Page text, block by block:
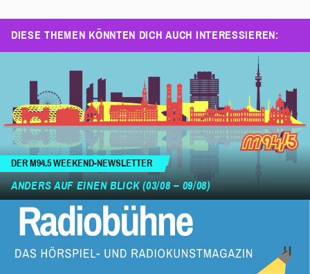
DIESE THEMEN KÖNNTEN DICH AUCH INTERESSIEREN:
DER M94.5 WEEKEND-NEWSLETTER
ANDERS AUF EINEN BLICK (03/08 – 09/08)